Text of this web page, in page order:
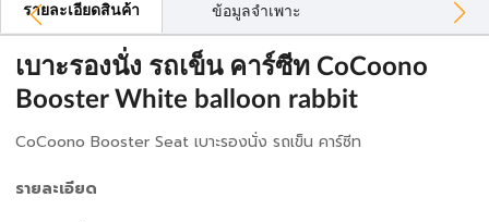
รายละเอียดสินค้า ข้อมูลจำเพาะ
เบาะรองนั่ง รถเข็น คาร์ซีท CoCoono
Booster White balloon rabbit
CoCoono Booster Seat เบาะรองนั่ง รถเข็น คาร์ซีท
รายละเอียด